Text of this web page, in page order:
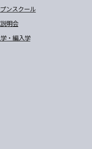
ンスクール
明会
・編入学